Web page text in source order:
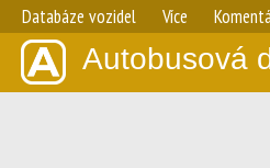
Databáze vozidel Více
Autobusová